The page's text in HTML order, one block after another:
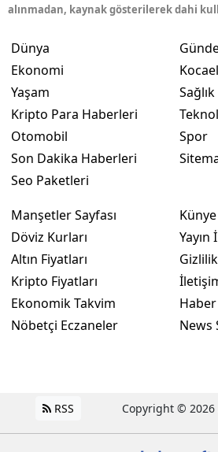
alınmadan, kaynak gösterilerek dahi
Dünya
Ekonomi
Yaşam
Kripto Para Haberleri
Otomobil
Son Dakika Haberleri
Seo Paketleri
Sağlık
Spor
Manşetler Sayfası
Döviz Kurları
Altın Fiyatları
Kripto Fiyatları
Ekonomik Takvim
Nöbetçi Eczaneler
Künye
Yayın
News
RSS Copyright © 2026